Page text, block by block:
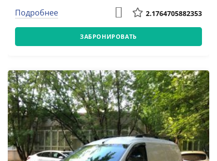
Подробнее 2.1764705882353
ЗАБРОНИРОВАТЬ